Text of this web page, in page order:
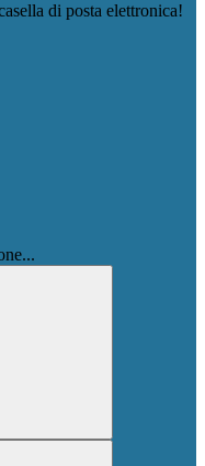
di posta elettronica!